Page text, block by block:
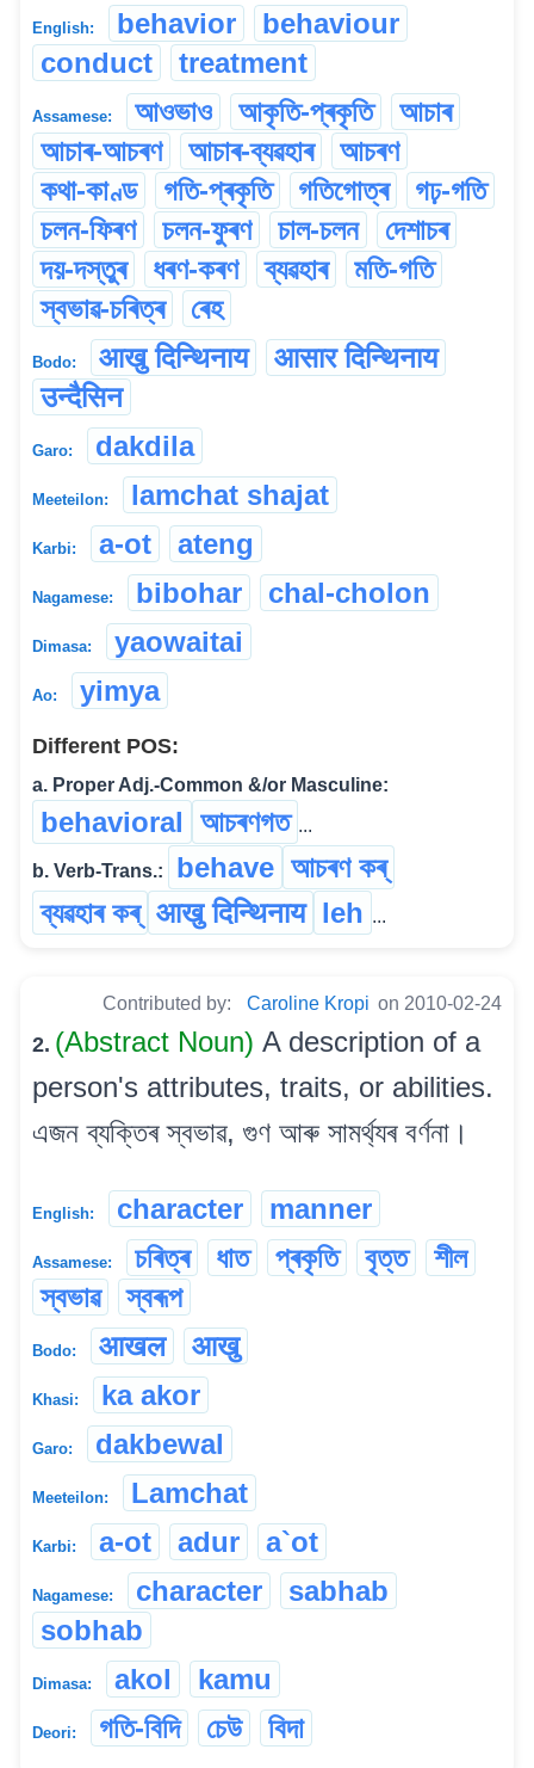
English: behavior
behaviour
conduct
treatment
Assamese: আওভাও আকৃতি-প্ৰকৃতি
আচাৰ
আচাৰ-আচৰণ
আচাৰ-ব্যৱহাৰ
আচৰণ
কথা-কাণ্ড
গতি-প্ৰকৃতি গতিগোত্ৰ
গঢ়-গতি
চলন-ফিৰণ
চলন-ফুৰণ চাল-চলন
দেশাচৰ
দয়-দস্তুৰ
ধৰণ-কৰণ ব্যৱহাৰ
মতি-গতি
স্বভাৱ-চৰিত্ৰ
ৰেহ
Bodo: आखु दिन्थिनाय
आसार दिन्थिनाय
उन्दैसिन
Garo: dakdila
Meeteilon: lamchat shajat
Karbi: a-ot ateng
Nagamese: bibohar chal-cholon
Dimasa: yaowaitai
Ao: yimya
Different POS:
a. Proper Adj.-Common &/or Masculine:
behavioral আচৰণগত ...
b. Verb-Trans.: behave আচৰণ কৰ্
ব্যৱহাৰ কৰ্ आखु दिन्थिनाय leh ...
Contributed by: Caroline Kropi on 2010-02-24
2. (Abstract Noun) A description of a
person's attributes, traits, or abilities.
এজন ব্যক্তিৰ স্বভাৱ, গুণ আৰু সামৰ্থ্যৰ বৰ্ণনা।
English: character manner
Assamese: চৰিত্ৰ ধাত প্ৰকৃতি বৃত্ত
শীল
স্বভাৱ
স্বৰূপ
Bodo: आखल आखु
Khasi: ka akor
Garo: dakbewal
Meeteilon: Lamchat
Karbi: a-ot adur a`ot
Nagamese: character
sabhab
sobhab
Dimasa: akol kamu
Deori: গতি-বিদি চেউ বিদা